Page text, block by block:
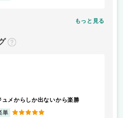
もっと見る
？
メからしか出ないから楽勝
単 5